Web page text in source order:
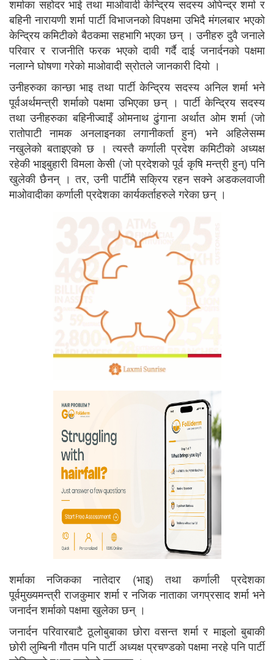
शर्माका सहोदर भाई तथा माओवादी केन्द्रिय सदस्य ओपेन्द्र शर्मा र
बहिनी नारायणी शर्मा पार्टी विभाजनको विपक्षमा उभिदै मंगलबार भएको
केन्द्रिय कमिटीको बैठकमा सहभागि भएका छन् । उनीहरु दुवै जनाले
परिवार र राजनीति फरक भएको दावी गर्दै दाई जनार्दनको पक्षमा
नलाग्ने घोषणा गरेको माओवादी स्रोतले जानकारी दियो ।
उनीहरुका कान्छा भाइ तथा पार्टी केन्द्रिय सदस्य अनिल शर्मा भने
पूर्वअर्थमन्त्री शर्माको पक्षमा उभिएका छन् । पार्टी केन्द्रिय सदस्य
तथा उनीहरुका बहिनीज्वाइँ ओमनाथ ढुंगाना अर्थात ओम शर्मा (जो
रातोपाटी नामक अनलाइनका लगानीकर्ता हुन) भने अहिलेसम्म
नखुलेको बताइएको छ । त्यस्तै कर्णाली प्रदेश कमिटीको अध्यक्ष
रहेकी भाइबुहारी विमला केसी (जो प्रदेशको पूर्व कृषि मन्त्री हुन्) पनि
खुलेकी छैनन् । तर, उनी पार्टीमै सक्रिय रहन सक्ने अडकलवाजी
माओवादीका कर्णाली प्रदेशका कार्यकर्ताहरुले गरेका छन् ।
शर्माका नजिकका नातेदार (भाइ) तथा कर्णाली प्रदेशका
पूर्वमुख्यमन्त्री राजकुमार शर्मा र नजिक नाताका जगप्रसाद शर्मा भने
जनार्दन शर्माको पक्षमा खुलेका छन् ।
जनार्दन परिवारबाटै ठूलोबुबाका छोरा वसन्त शर्मा र माइलो बुबाकी
छोरी लुम्बिनी गौतम पनि पार्टी अध्यक्ष प्रचण्डको पक्षमा नरहे पनि पार्टी